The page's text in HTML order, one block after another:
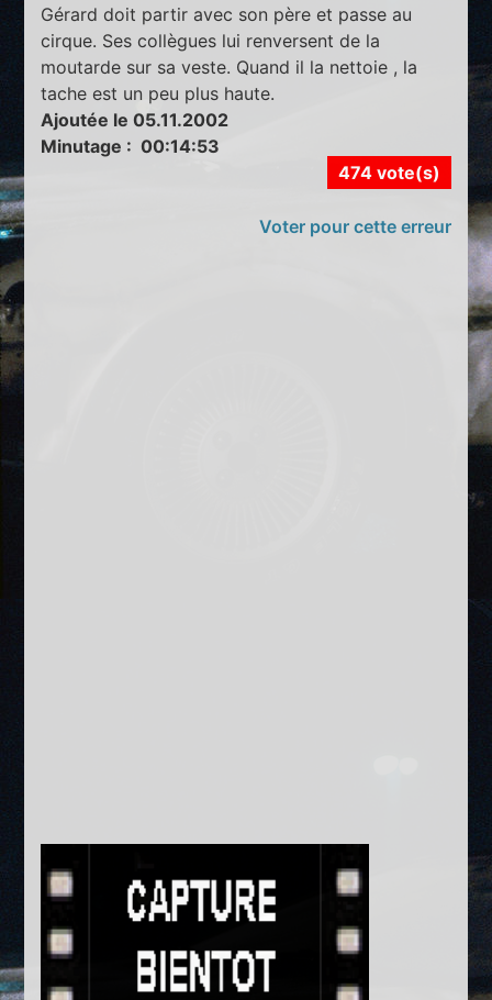
Gérard doit partir avec son père et passe au
cirque. Ses collègues lui renversent de la
moutarde sur sa veste. Quand il la nettoie , la
tache est un peu plus haute.
Ajoutée le 05.11.2002
Minutage : 00:14:53
474 vote(s)
Voter pour cette erreur